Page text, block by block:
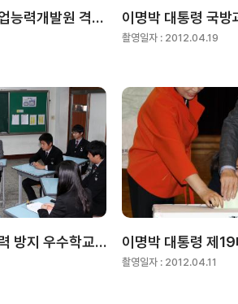
이명박 대통령 일산직업능력개발원 격려 방문 이명박 대통령 국방
촬영일자 : 2012.04.19
이명박 대통령 학교폭력 방지 우수학교 방문
촬영일자 : 2012.04.11